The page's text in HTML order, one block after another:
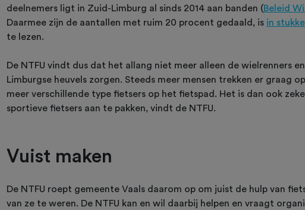
deelnemers ligt in Zuid-Limburg al sinds 2014 aan banden (Beleid
Daarmee zijn de aantallen met ruim 20 procent gedaald, is in
te lezen.
De NTFU vindt dus dat het allang niet meer alleen de wielrenners
Limburgse heuvels zorgen. Steeds meer mensen trekken er graag
meer verschillende type fietsers op het fietspad. Het is dan ook
sportieve fietsers aan te pakken, vindt de NTFU.
Vuist maken
De NTFU roept gemeente Vaals daarom op om juist de hulp van
van ze te weren. De NTFU kan en wil daarbij helpen en vraagt